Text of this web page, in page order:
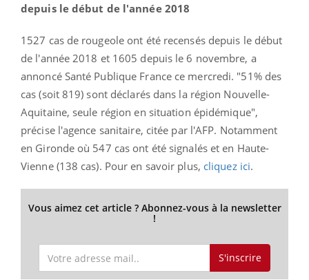
depuis le début de l'année 2018
1527 cas de rougeole ont été recensés depuis le début
de l'année 2018 et 1605 depuis le 6 novembre, a
annoncé Santé Publique France ce mercredi. "51% des
cas (soit 819) sont déclarés dans la région Nouvelle-
Aquitaine, seule région en situation épidémique",
précise l'agence sanitaire, citée par l'AFP. Notamment
en Gironde où 547 cas ont été signalés et en Haute-
Vienne (138 cas). Pour en savoir plus, cliquez ici.
Vous aimez cet article ? Abonnez-vous à la newsletter
!
S'inscrire